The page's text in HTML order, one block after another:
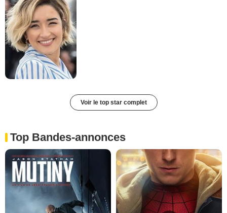
Voir le top star complet
Top Bandes-annonces